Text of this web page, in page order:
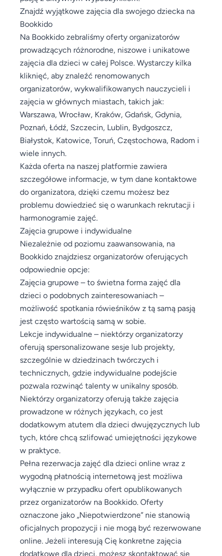
Znajdź wyjątkowe zajęcia dla swojego dziecka na
Bookkido
Na Bookkido zebraliśmy oferty organizatorów
prowadzących różnorodne, niszowe i unikatowe
zajęcia dla dzieci w całej Polsce. Wystarczy kilka
kliknięć, aby znaleźć renomowanych
organizatorów, wykwalifikowanych nauczycieli i
zajęcia w głównych miastach, takich jak:
Warszawa, Wrocław, Kraków, Gdańsk, Gdynia,
Poznań, Łódź, Szczecin, Lublin, Bydgoszcz,
Białystok, Katowice, Toruń, Częstochowa, Radom i
wiele innych.
Każda oferta na naszej platformie zawiera
szczegółowe informacje, w tym dane kontaktowe
do organizatora, dzięki czemu możesz bez
problemu dowiedzieć się o warunkach rekrutacji i
harmonogramie zajęć.
Zajęcia grupowe i indywidualne
Niezależnie od poziomu zaawansowania, na
Bookkido znajdziesz organizatorów oferujących
odpowiednie opcje:
Zajęcia grupowe – to świetna forma zajęć dla
dzieci o podobnych zainteresowaniach –
możliwość spotkania rówieśników z tą samą pasją
jest często wartością samą w sobie.
Lekcje indywidualne – niektórzy organizatorzy
oferują spersonalizowane sesje lub projekty,
szczególnie w dziedzinach twórczych i
technicznych, gdzie indywidualne podejście
pozwala rozwinąć talenty w unikalny sposób.
Niektórzy organizatorzy oferują także zajęcia
prowadzone w różnych językach, co jest
dodatkowym atutem dla dzieci dwujęzycznych lub
tych, które chcą szlifować umiejętności językowe
w praktyce.
Pełna rezerwacja zajęć dla dzieci online wraz z
wygodną płatnością internetową jest możliwa
wyłącznie w przypadku ofert opublikowanych
przez organizatorów na Bookkido. Oferty
oznaczone jako „Niepotwierdzone” nie stanowią
oficjalnych propozycji i nie mogą być rezerwowane
online. Jeżeli interesują Cię konkretne zajęcia
dodatkowe dla dzieci, możesz skontaktować się